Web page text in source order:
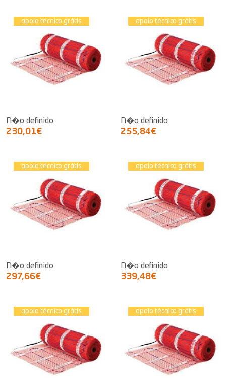
apoio técnico grátis
N�o definido
230,01€
apoio técnico grátis
N�o definido
255,84€
apoio técnico grátis
N�o definido
297,66€
apoio técnico grátis
N�o definido
339,48€
apoio técnico grátis apoio técnico grátis